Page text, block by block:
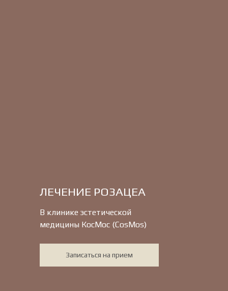
Записаться на прием
В клинике эстетической
медицины КосМос (CosMos)
ЛЕЧЕНИЕ РОЗАЦЕА